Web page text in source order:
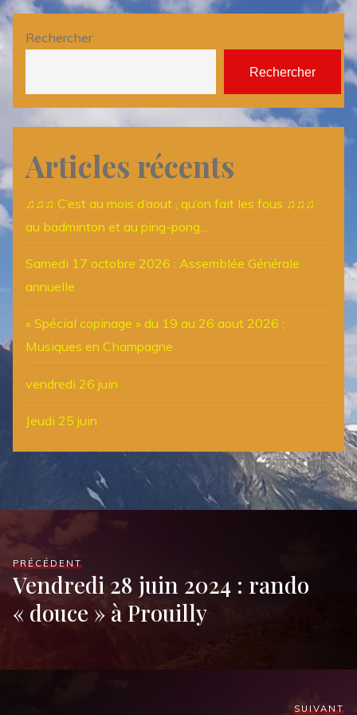
Rechercher
Rechercher
Articles récents
♫♫♫ C’est au mois d’aout , qu’on fait les fous ♫♫♫
au badminton et au ping-pong…
Samedi 17 octobre 2026 : Assemblée Générale
annuelle
« Spécial copinage » du 19 au 26 aout 2026 ;
Musiques en Champagne
vendredi 26 juin
Jeudi 25 juin
PRÉCÉDENT
Vendredi 28 juin 2024 : rando
« douce » à Prouilly
SUIVANT